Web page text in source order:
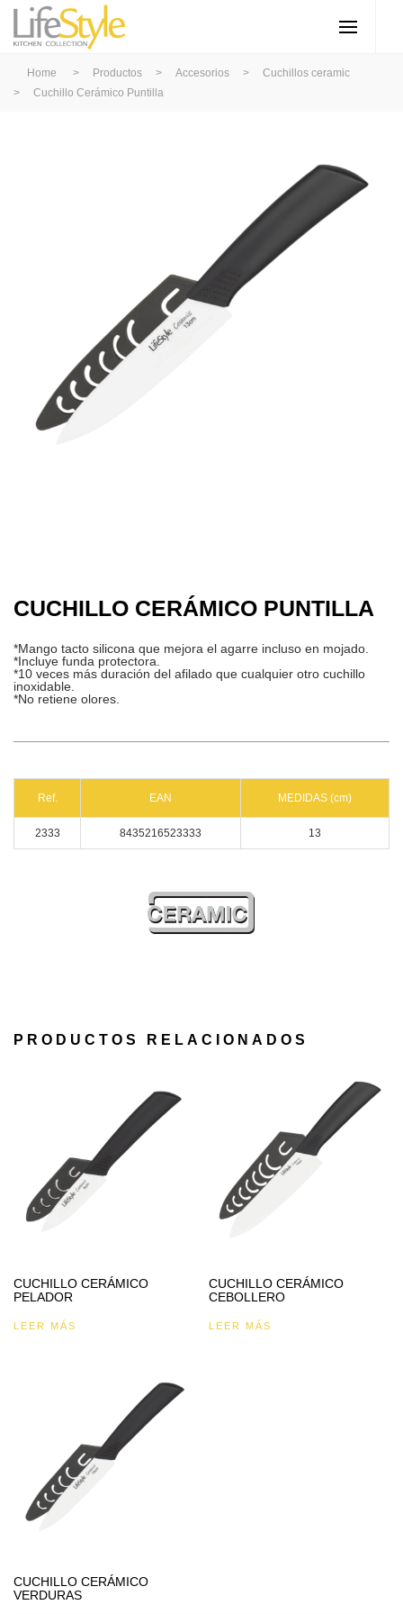
Home > Productos > Accesorios >
Cuchillos ceramic
>
Cuchillo Cerámico Puntilla
CUCHILLO CERÁMICO PUNTILLA
*Mango tacto silicona que mejora el agarre incluso en mojado.
*Incluye funda protectora.
*10 veces más duración del afilado que cualquier otro cuchillo
inoxidable.
*No retiene olores.
Ref. EAN MEDIDAS (cm)
2333 8435216523333 13
PRODUCTOS RELACIONADOS
CUCHILLO CERÁMICO
PELADOR
LEER MÁS
CUCHILLO CERÁMICO
CEBOLLERO
LEER MÁS
CUCHILLO CERÁMICO
VERDURAS